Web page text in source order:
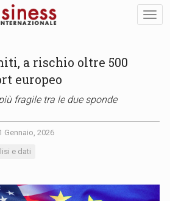
a rischio oltre 500
europeo
fragile tra le due sponde
Gennaio, 2026
e dati